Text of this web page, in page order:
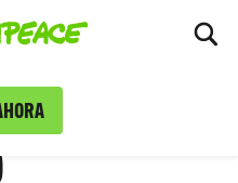
Travesía2022